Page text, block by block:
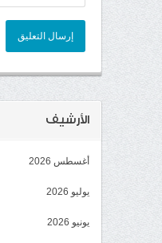
إرسال التعليق
الأرشيف
أغسطس 2026
يوليو 2026
يونيو 2026